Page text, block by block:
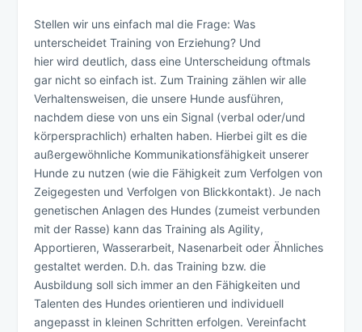
Stellen wir uns einfach mal die Frage: Was
unterscheidet Training von Erziehung? Und
hier wird deutlich, dass eine Unterscheidung oftmals
gar nicht so einfach ist. Zum Training zählen wir alle
Verhaltensweisen, die unsere Hunde ausführen,
nachdem diese von uns ein Signal (verbal oder/und
körpersprachlich) erhalten haben. Hierbei gilt es die
außergewöhnliche Kommunikationsfähigkeit unserer
Hunde zu nutzen (wie die Fähigkeit zum Verfolgen von
Zeigegesten und Verfolgen von Blickkontakt). Je nach
genetischen Anlagen des Hundes (zumeist verbunden
mit der Rasse) kann das Training als Agility,
Apportieren, Wasserarbeit, Nasenarbeit oder Ähnliches
gestaltet werden. D.h. das Training bzw. die
Ausbildung soll sich immer an den Fähigkeiten und
Talenten des Hundes orientieren und individuell
angepasst in kleinen Schritten erfolgen. Vereinfacht